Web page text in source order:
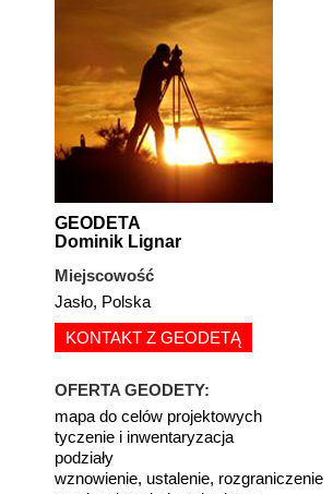
GEODETA
Dominik Lignar
Miejscowość
Jasło, Polska
KONTAKT Z GEODETĄ
OFERTA GEODETY:
mapa do celów projektowych
tyczenie i inwentaryzacja
podziały
wznowienie, ustalenie, rozgraniczenie